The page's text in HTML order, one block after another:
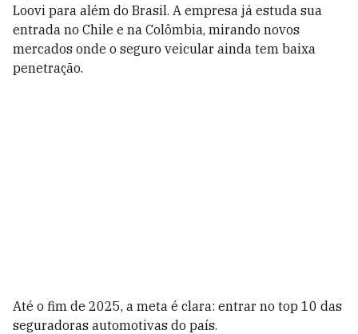
Loovi para além do Brasil. A empresa já estuda sua
entrada no Chile e na Colômbia, mirando novos
mercados onde o seguro veicular ainda tem baixa
penetração.
Até o fim de 2025, a meta é clara: entrar no top 10 das
seguradoras automotivas do país.